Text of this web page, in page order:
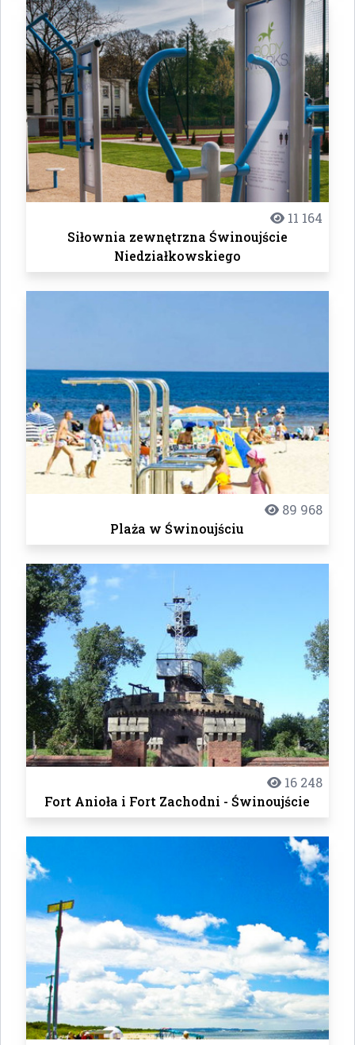
11 164
Siłownia zewnętrzna Świnoujście
Niedziałkowskiego
89 968
Plaża w Świnoujściu
16 248
Fort Anioła i Fort Zachodni - Świnoujście